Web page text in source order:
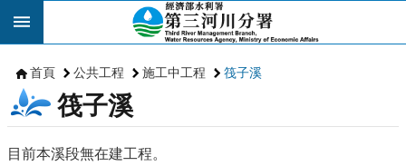
跳到主要內容區塊
首頁 公共工程 施工中工程 筏子溪
筏子溪
目前本溪段無在建工程。